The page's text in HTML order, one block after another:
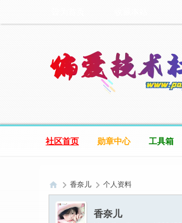
社区首页 勋章中心 工具箱
偏
爱
香奈儿 个人资料
香奈儿